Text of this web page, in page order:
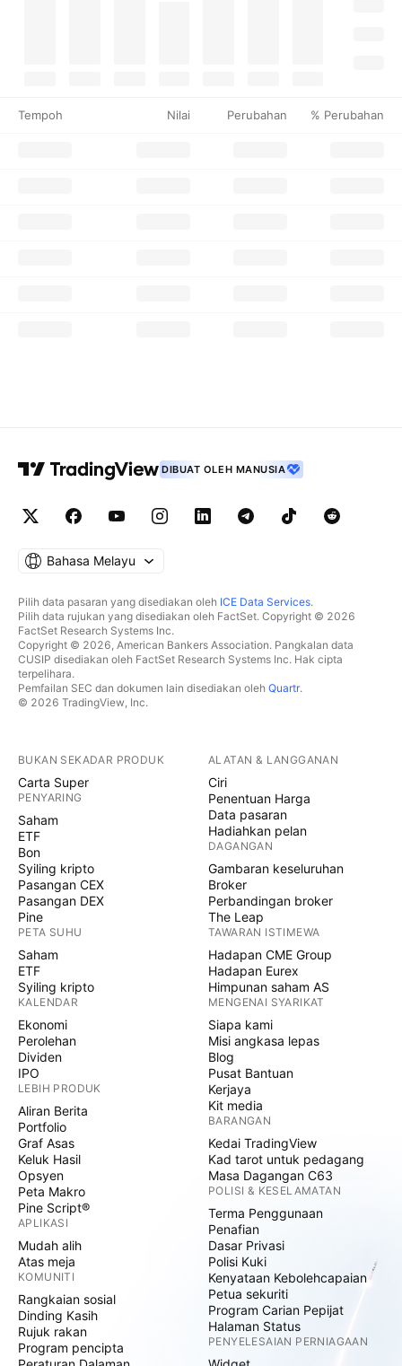
Tempoh Nilai Perubahan % Perubahan
DIBUAT OLEH MANUSIA
Bahasa Melayu
Pilih data pasaran yang disediakan oleh ICE Data Services.
Pilih data rujukan yang disediakan oleh FactSet. Copyright © 2026
FactSet Research Systems Inc.
Copyright © 2026, American Bankers Association. Pangkalan data
CUSIP disediakan oleh FactSet Research Systems Inc. Hak cipta
terpelihara.
Pemfailan SEC dan dokumen lain disediakan oleh Quartr.
© 2026 TradingView, Inc.
BUKAN SEKADAR PRODUK
Carta Super
PENYARING
Saham
ETF
Bon
Syiling kripto
Pasangan CEX
Pasangan DEX
Pine
PETA SUHU
Saham
ETF
Syiling kripto
KALENDAR
Ekonomi
Perolehan
Dividen
IPO
LEBIH PRODUK
Aliran Berita
Portfolio
Graf Asas
Keluk Hasil
Opsyen
Peta Makro
Pine Script®
APLIKASI
Mudah alih
Atas meja
KOMUNITI
Rangkaian sosial
Dinding Kasih
Rujuk rakan
Program pencipta
ALATAN & LANGGANAN
Ciri
Penentuan Harga
Data pasaran
Hadiahkan pelan
DAGANGAN
Gambaran keseluruhan
Broker
Perbandingan broker
The Leap
TAWARAN ISTIMEWA
Hadapan CME Group
Hadapan Eurex
Himpunan saham AS
MENGENAI SYARIKAT
Siapa kami
Misi angkasa lepas
Blog
Pusat Bantuan
Kerjaya
Kit media
BARANGAN
Kedai TradingView
Kad tarot untuk pedagang
Masa Dagangan C63
POLISI & KESELAMATAN
Terma Penggunaan
Penafian
Dasar Privasi
Polisi Kuki
Kenyataan Kebolehcapaian
Petua sekuriti
Program Carian Pepijat
Halaman Status
PENYELESAIAN PERNIAGAAN